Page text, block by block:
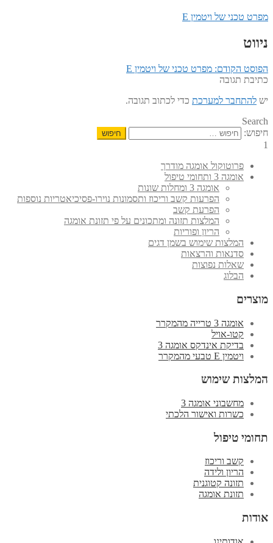
מפרט טכני של ויטמין E
ניווט
הפוסט הקודם: מפרט טכני של ויטמין E
כתיבת תגובה
יש להתחבר למערכת כדי לכתוב תגובה.
Search
חיפוש:
1
פרוטוקול אומגה מודרך
אומגה 3 ותחומי טיפול
אומגה 3 ומחלות שונות
הפרעות קשב וריכוז ותסמונות נוירו-פסיכיאטריות נוספות
הפרעת קשב
המלצות תזונה ומתכונים על פי תזונת אומגה
הריון ופוריות
המלצות שימוש בשמן דגים
סדנאות והרצאות
שאלות נפוצות
הבלוג
מוצרים
אומגה 3 טרייה מהמקרר
קטו-אויל
בדיקת אינדקס אומגה 3
ויטמין E טבעי מהמקרר
המלצות שימוש
מחשבוני אומגה 3
כשרות ואישור הלכתי
תחומי טיפול
קשב וריכוז
הריון ולידה
תזונה קטוגנית
תזונת אומגה
אודות